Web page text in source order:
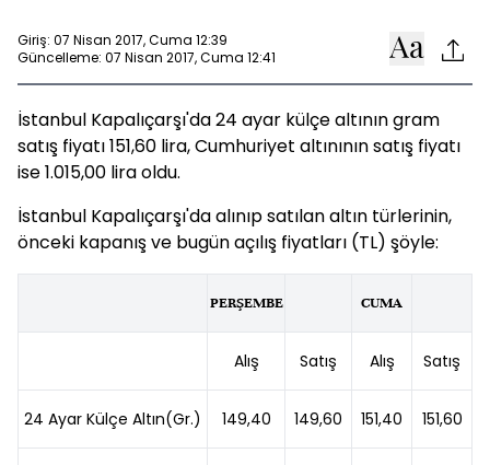
Giriş: 07 Nisan 2017, Cuma 12:39
Güncelleme: 07 Nisan 2017, Cuma 12:41
İstanbul Kapalıçarşı'da 24 ayar külçe altının gram
satış fiyatı 151,60 lira, Cumhuriyet altınının satış fiyatı
ise 1.015,00 lira oldu.
İstanbul Kapalıçarşı'da alınıp satılan altın türlerinin,
önceki kapanış ve bugün açılış fiyatları (TL) şöyle:
PERŞEMBE CUMA
Alış Satış Alış Satış
24 Ayar Külçe Altın(Gr.) 149,40 149,60 151,40 151,60